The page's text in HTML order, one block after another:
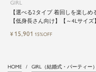
GIRL
【選べる2タイプ 着回しを楽しめ
【低身長さん向け】【～4Lサイズ
カートorワイドパンツセットアッ
¥ 15,901 15%OFF
HOME GIRL（結婚式・パーティー）